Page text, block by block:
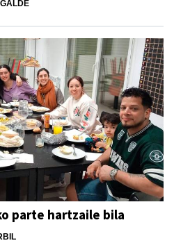
parte hartzaile bila